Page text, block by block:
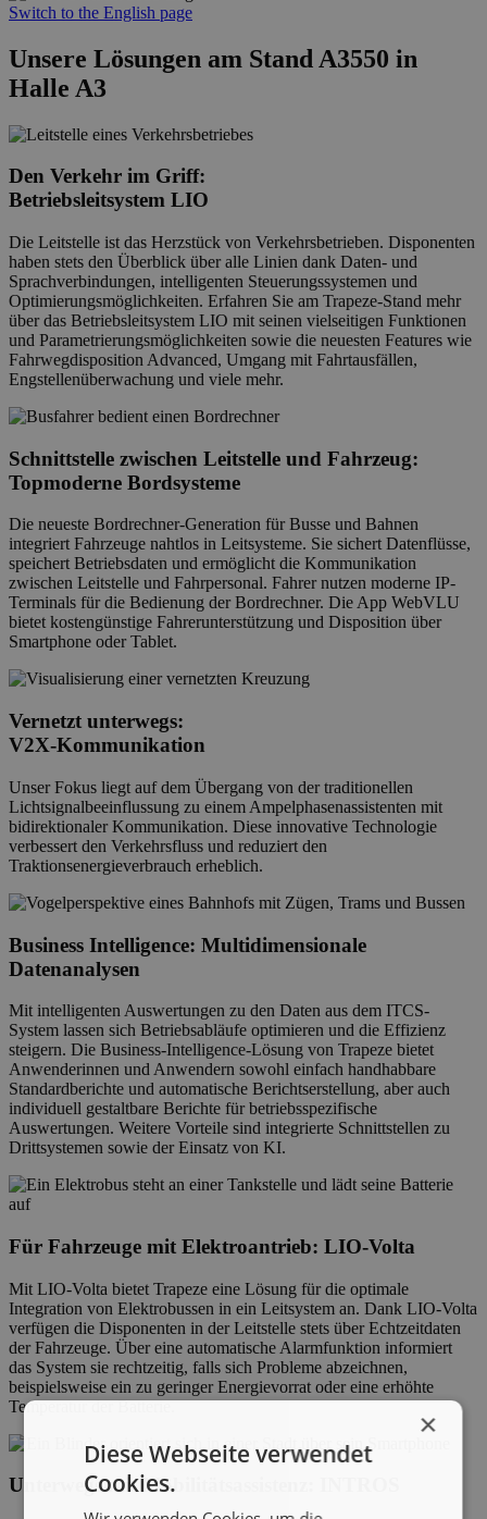
Switch to the English page
Unsere Lösungen am Stand A3550 in
Halle A3
Den Verkehr im Griff:
Betriebsleitsystem LIO
Die Leitstelle ist das Herzstück von Verkehrsbetrieben. Disponenten
haben stets den Überblick über alle Linien dank Daten- und
Sprachverbindungen, intelligenten Steuerungssystemen und
Optimierungsmöglichkeiten. Erfahren Sie am Trapeze-Stand mehr
über das Betriebsleitsystem LIO mit seinen vielseitigen Funktionen
und Parametrierungsmöglichkeiten sowie die neuesten Features wie
Fahrwegdisposition Advanced, Umgang mit Fahrtausfällen,
Engstellenüberwachung und viele mehr.
Schnittstelle zwischen Leitstelle und Fahrzeug:
Topmoderne Bordsysteme
Die neueste Bordrechner-Generation für Busse und Bahnen
integriert Fahrzeuge nahtlos in Leitsysteme. Sie sichert Datenflüsse,
speichert Betriebsdaten und ermöglicht die Kommunikation
zwischen Leitstelle und Fahrpersonal. Fahrer nutzen moderne IP-
Terminals für die Bedienung der Bordrechner. Die App WebVLU
bietet kostengünstige Fahrerunterstützung und Disposition über
Smartphone oder Tablet.
Vernetzt unterwegs:
V2X-Kommunikation
Unser Fokus liegt auf dem Übergang von der traditionellen
Lichtsignalbeeinflussung zu einem Ampelphasenassistenten mit
bidirektionaler Kommunikation. Diese innovative Technologie
verbessert den Verkehrsfluss und reduziert den
Traktionsenergieverbrauch erheblich.
Business Intelligence: Multidimensionale
Datenanalysen
Mit intelligenten Auswertungen zu den Daten aus dem ITCS-
System lassen sich Betriebsabläufe optimieren und die Effizienz
steigern. Die Business-Intelligence-Lösung von Trapeze bietet
Anwenderinnen und Anwendern sowohl einfach handhabbare
Standardberichte und automatische Berichtserstellung, aber auch
individuell gestaltbare Berichte für betriebsspezifische
Auswertungen. Weitere Vorteile sind integrierte Schnittstellen zu
Drittsystemen sowie der Einsatz von KI.
Für Fahrzeuge mit Elektroantrieb: LIO-Volta
Mit LIO-Volta bietet Trapeze eine Lösung für die optimale
Integration von Elektrobussen in ein Leitsystem an. Dank LIO-Volta
verfügen die Disponenten in der Leitstelle stets über Echtzeitdaten
der Fahrzeuge. Über eine automatische Alarmfunktion informiert
das System sie rechtzeitig, falls sich Probleme abzeichnen,
beispielsweise ein zu geringer Energievorrat oder eine erhöhte
Temperatur der Batterie.
Unterwegs mit Mobilitätsassistenz:
×
Diese Webseite verwendet
Cookies.